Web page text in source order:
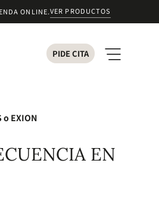
ONLINE.VER PRODUCTOS
PIDE CITA
o EXION
EN